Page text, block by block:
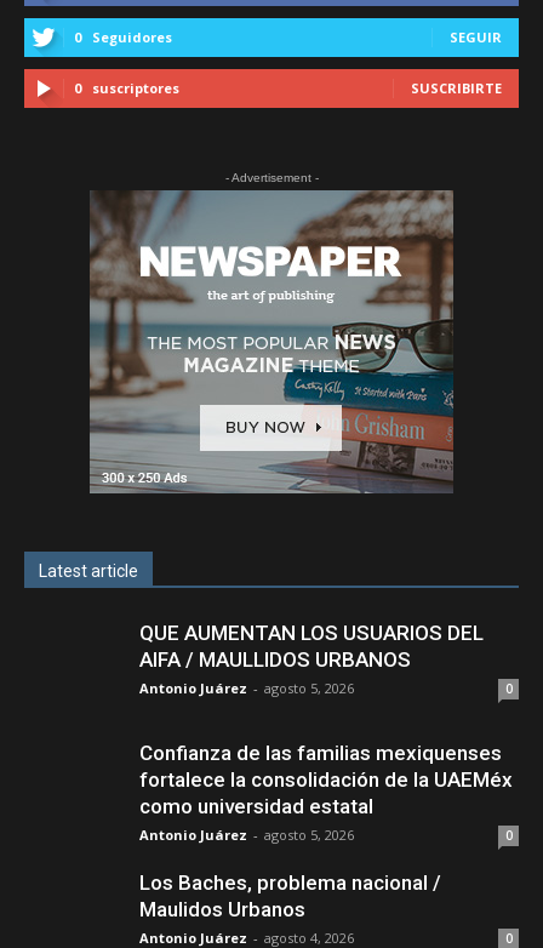
0 Seguidores SEGUIR
0 suscriptores SUSCRIBIRTE
- Advertisement -
Latest article
QUE AUMENTAN LOS USUARIOS DEL
AIFA / MAULLIDOS URBANOS
Antonio Juárez - agosto 5, 2026 0
Confianza de las familias mexiquenses
fortalece la consolidación de la UAEMéx
como universidad estatal
Antonio Juárez - agosto 5, 2026 0
Los Baches, problema nacional /
Maulidos Urbanos
Antonio Juárez - agosto 4, 2026 0